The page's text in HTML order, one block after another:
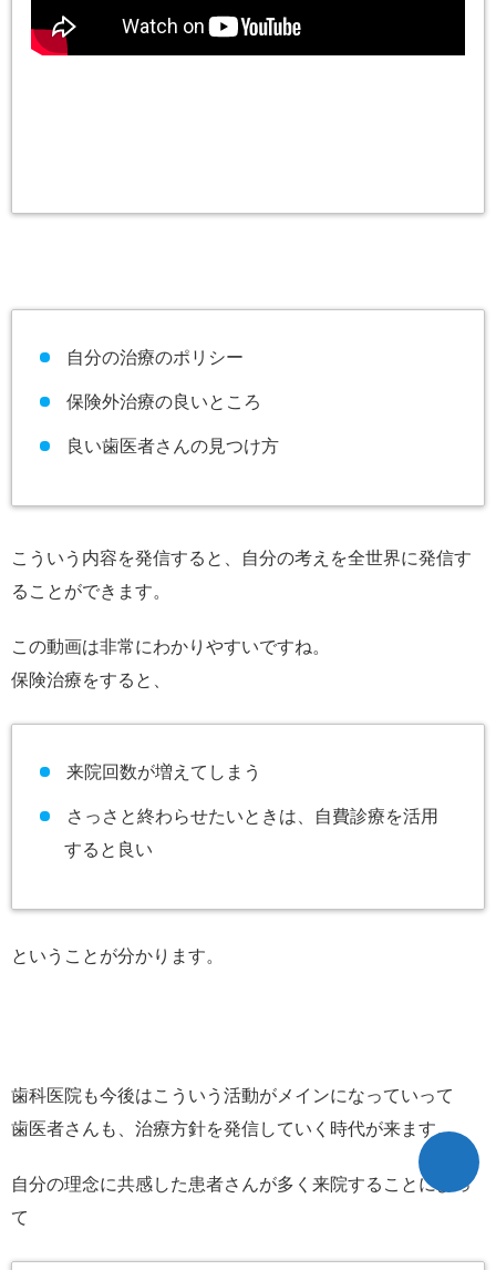
自分の治療のポリシー
保険外治療の良いところ
良い歯医者さんの見つけ方
こういう内容を発信すると、自分の考えを全世界に発信す
ることができます。
この動画は非常にわかりやすいですね。
保険治療をすると、
来院回数が増えてしまう
さっさと終わらせたいときは、自費診療を活用
すると良い
ということが分かります。
歯科医院も今後はこういう活動がメインになっていって
歯医者さんも、治療方針を発信していく時代が来ます。
自分の理念に共感した患者さんが多く来院することによっ
て